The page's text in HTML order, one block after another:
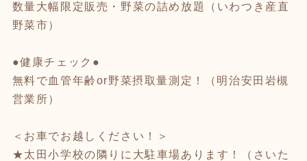
数量大幅限定販売・野菜の詰め放題（いわつき産直
野菜市）
●健康チェック●
無料で血管年齢or野菜摂取量測定！（明治安田岩槻
営業所）
＜お車でお越しください！＞
★太田小学校の隣りに大駐車場あります！（さいた